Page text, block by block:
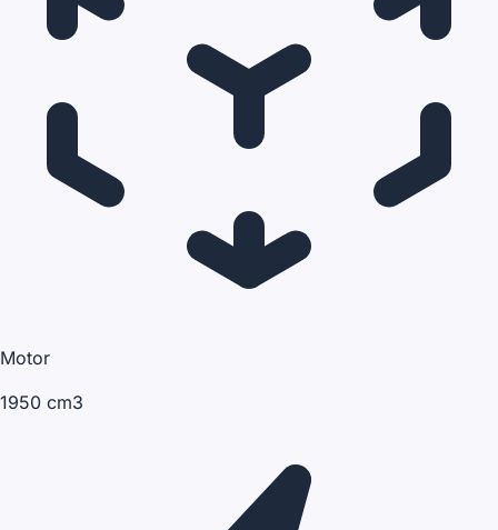
Motor
1950 cm3